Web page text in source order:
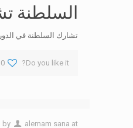
السلطنة
تشارك السلطنة في الدورة
Do you like it?
0
by alemam sana at